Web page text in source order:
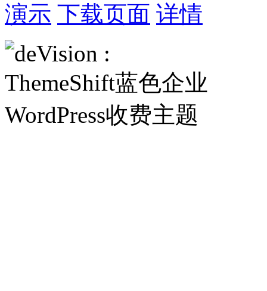
演示 下载页面 详情